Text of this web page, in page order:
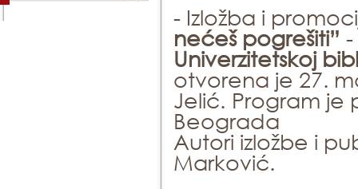
- Izložba i
nećeš pogrešiti”
Univerzitetskoj
otvorena je 27.
Jelić. Program je
Beograda
Autori izložbe i
Marković.